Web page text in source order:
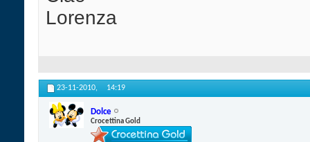
Lorenza
23-11-2010, 14:19
Dolce
Crocettina Gold